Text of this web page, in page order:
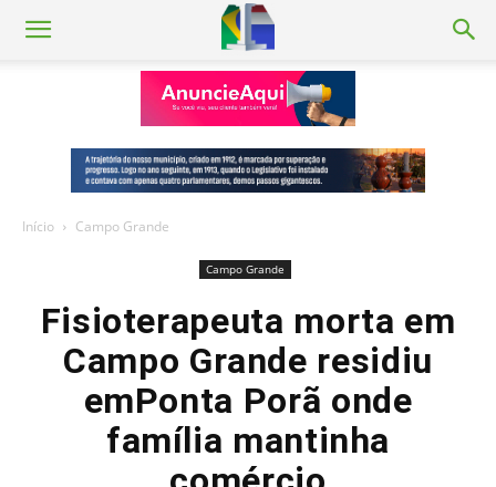
Início Campo Grande
Campo Grande
Fisioterapeuta morta em
Campo Grande residiu
emPonta Porã onde
família mantinha